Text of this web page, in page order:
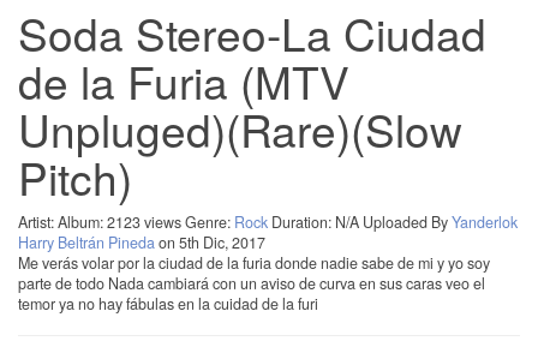
Soda Stereo-La Ciudad
de la Furia (MTV
Unpluged)(Rare)(Slow
Pitch)
Artist:Album:2123 viewsGenre: Rock Duration: N/A Uploaded ByYanderlok
Harry Beltrán Pineda on 5th Dic, 2017
Me verás volar por la ciudad de la furia donde nadie sabe de mi y yo soy
parte de todo Nada cambiará con un aviso de curva en sus caras veo el
temor ya no hay fábulas en la cuidad de la furi